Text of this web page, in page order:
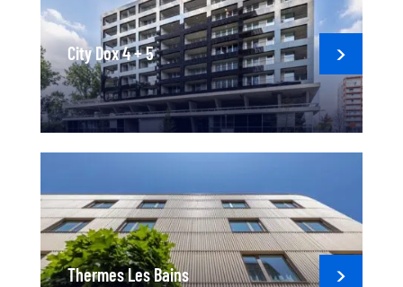
City Dox 4 + 5
Thermes Les Bains